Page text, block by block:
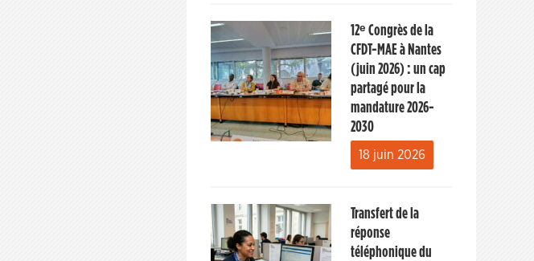
12ᵉ Congrès de la
CFDT-MAE à Nantes
(juin 2026) : un cap
partagé pour la
mandature 2026-
2030
18 juin 2026
Transfert de la
réponse
téléphonique du